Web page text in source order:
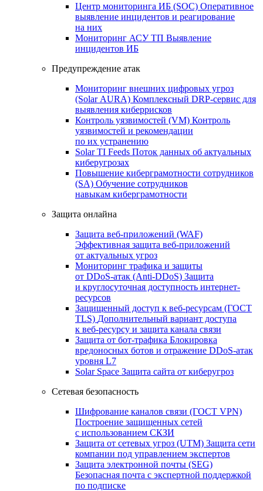
Центр мониторинга ИБ (SOC) Оперативное
выявление инцидентов и реагирование
на них
Мониторинг АСУ ТП Выявление
инцидентов ИБ
Предупреждение атак
Мониторинг внешних цифровых угроз
(Solar AURA) Комплексный DRP-сервис для
выявления киберрисков
Контроль уязвимостей (VM) Контроль
уязвимостей и рекомендации
по их устранению
Solar TI Feeds Поток данных об актуальных
киберугрозах
Повышение киберграмотности сотрудников
(SA) Обучение сотрудников
навыкам киберграмотности
Защита онлайна
Защита веб-приложений (WAF)
Эффективная защита веб-приложений
от актуальных угроз
Мониторинг трафика и защиты
от DDoS‑атак (Anti‑DDoS) Защита
и круглосуточная доступность интернет-
ресурсов
Защищенный доступ к веб-ресурсам (ГОСТ
TLS) Дополнительный вариант доступа
к веб‑ресурсу и защита канала связи
Защита от бот‑трафика Блокировка
вредоносных ботов и отражение DDoS‑атак
уровня L7
Solar Space Защита сайта от киберугроз
Сетевая безопасность
Шифрование каналов связи (ГОСТ VPN)
Построение защищенных сетей
с использованием СКЗИ
Защита от сетевых угроз (UTM) Защита сети
компании под управлением экспертов
Защита электронной почты (SEG)
Безопасная почта с экспертной поддержкой
по подписке